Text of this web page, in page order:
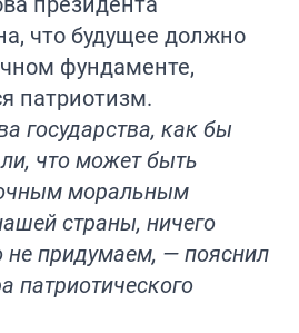
что будущее должно
фундаменте,
патриотизм.
государства, как бы
что может быть
моральным
страны, ничего
не придумаем, — пояснил
патриотического